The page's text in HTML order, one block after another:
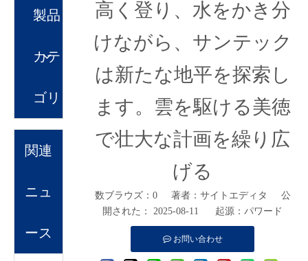
製品
カテ
ゴリ
関連
ニュ
ース
高く登り、水をかき分
けながら、サンテック
は新たな地平を探索し
ます。雲を駆ける美徳
で壮大な計画を繰り広
げる
数ブラウズ： 0著者：サイトエディタ 公
開された： 2025-08-11 起源： パワード
お問い合わせ